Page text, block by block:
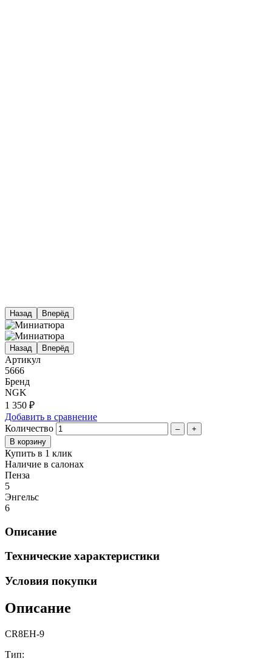
Назад Вперёд
Назад Вперёд
Артикул
5666
Бренд
NGK
1 350 ₽
Добавить в сравнение
Количество
– +
Купить в 1 клик
Наличие в салонах
Пенза
5
Энгельс
6
Описание
Технические характеристики
Условия покупки
Описание
CR8EH-9
Тип: